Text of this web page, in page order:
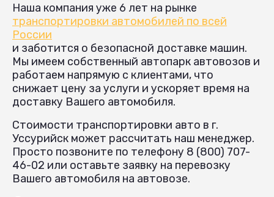
Наша компания уже 6 лет на рынке
транспортировки автомобилей по всей
России
и заботится о безопасной доставке машин.
Мы имеем собственный автопарк автовозов и
работаем напрямую с клиентами, что
снижает цену за услуги и ускоряет время на
доставку Вашего автомобиля.
Стоимости транспортировки авто в г.
Уссурийск может рассчитать наш менеджер.
Просто позвоните по телефону 8 (800) 707-
46-02 или оставьте заявку на перевозку
Вашего автомобиля на автовозе.